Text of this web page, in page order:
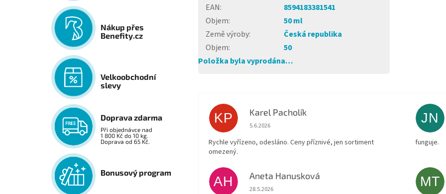
Nákup přes
Benefity.cz
Velkoobchodní
slevy
Doprava zdarma
Při objednávce nad
1 800 Kč do 10 kg.
Doprava od 65 Kč.
Bonusový program
EAN:
8594183381541
Objem:
50 ml
Země výroby:
Česká republika
Objem:
50
Položka byla vyprodána…
KP Karel Pacholík
Hodnocení obchodu je 4 z 5 hvězdiček.
5.6.2026
Rychle vyřízeno, odesláno. Ceny příznivé, jen sortiment
omezený.
JN
funguje.
AH Aneta Hanusková
Hodnocení obchodu je 5 z 5 hvězdiček.
28.5.2026
MT